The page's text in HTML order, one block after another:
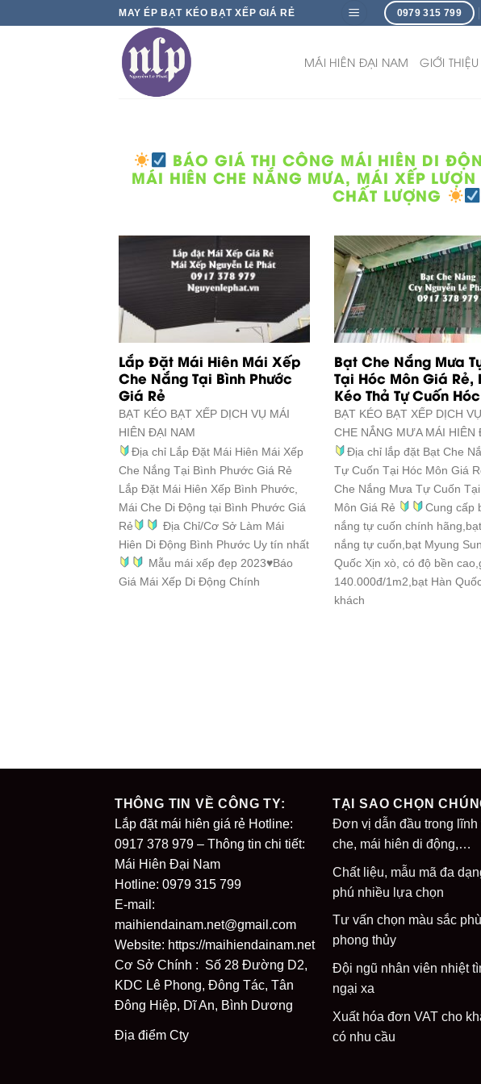
to
MAY ÉP BẠT KÉO BẠT XẾP GIÁ RẺ 0979 315 799
MÁI HIÊN ĐẠI NAM GIỚI THIỆU
BÁO GIÁ THI CÔNG MÁI HIÊN DI
MÁI HIÊN CHE NẮNG MƯA, MÁI XẾP
CHẤT LƯỢNG
Lắp Đặt Mái Hiên Mái Xếp
Che Nắng Tại Bình Phước
Giá Rẻ
BẠT KÉO BẠT XẾP DỊCH VỤ MÁI
HIÊN ĐẠI NAM
Địa chỉ Lắp Đặt Mái Hiên Mái Xếp
Che Nắng Tại Bình Phước Giá Rẻ
Lắp Đặt Mái Hiên Xếp Bình Phước,
Mái Che Di Động tại Bình Phước Giá
Rẻ
Địa Chỉ/Cơ Sở Làm Mái
Hiên Di Động Bình Phước Uy tín nhất
Mẫu mái xếp đẹp 2023♥Báo
Giá Mái Xếp Di Động Chính
Bạt Che Nắng Mưa
Tại Hóc Môn Giá Rẻ,
Kéo Thả Tự Cuốn
BẠT KÉO BẠT XẾP DỊCH
CHE NẮNG MƯA MÁI HIÊN
Địa chỉ lắp đặt Bạt Che
Tự Cuốn Tại Hóc Môn Giá
Che Nắng Mưa Tự Cuốn
Môn Giá Rẻ
Cung cấp
nắng tự cuốn chính
nắng tự cuốn,bạt Myung
Quốc Xịn xò, có độ bền
140.000đ/1m2,bạt Hàn
khách
THÔNG TIN VỀ CÔNG TY:
Lắp đặt mái hiên giá rẻ Hotline:
0917 378 979 – Thông tin chi tiết:
Mái Hiên Đại Nam
Hotline: 0979 315 799
E-mail:
maihiendainam.net@gmail.com
Website: https://maihiendainam.net
Cơ Sở Chính : Số 28 Đường D2,
KDC Lê Phong, Đông Tác, Tân
Đông Hiệp, Dĩ An, Bình Dương
Địa điểm Cty
TẠI SAO CHỌN
Đơn vị dẫn đầu trong lĩnh
che, mái hiên di động,…
Chất liệu, mẫu mã đa
phú nhiều lựa chọn
Tư vấn chọn màu sắc
phong thủy
Đội ngũ nhân viên nhiệt
ngại xa
Xuất hóa đơn VAT cho
có nhu cầu